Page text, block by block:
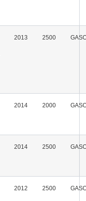
2013 2500
2014 2000
2014 2500
2012 2500